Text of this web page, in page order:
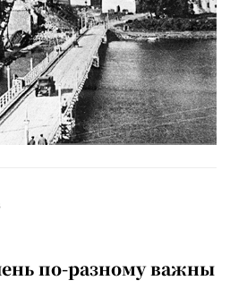
по-разному важны